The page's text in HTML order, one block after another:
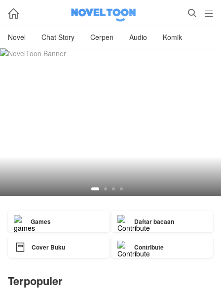
  
Novel Chat Story Cerpen Audio Komik
Games Daftar bacaan
 Cover Buku Contribute
Terpopuler